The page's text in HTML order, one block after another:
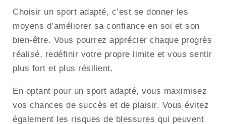
Choisir un sport adapté, c’est se donner les
moyens d’améliorer sa confiance en soi et son
bien-être. Vous pourrez apprécier chaque progrès
réalisé, redéfinir votre propre limite et vous sentir
plus fort et plus résilient.
En optant pour un sport adapté, vous maximisez
vos chances de succès et de plaisir. Vous évitez
également les risques de blessures qui peuvent